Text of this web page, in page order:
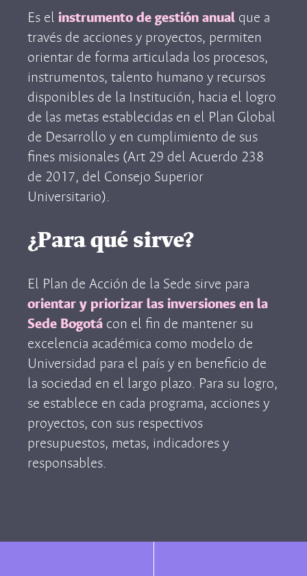
Es el instrumento de gestión anual que a
través de acciones y proyectos, permiten
orientar de forma articulada los procesos,
instrumentos, talento humano y recursos
disponibles de la Institución, hacia el logro
de las metas establecidas en el Plan Global
de Desarrollo y en cumplimiento de sus
fines misionales (Art 29 del Acuerdo 238
de 2017, del Consejo Superior
Universitario).
¿Para qué sirve?
El Plan de Acción de la Sede sirve para
orientar y priorizar las inversiones en la
Sede Bogotá con el fin de mantener su
excelencia académica como modelo de
Universidad para el país y en beneficio de
la sociedad en el largo plazo. Para su logro,
se establece en cada programa, acciones y
proyectos, con sus respectivos
presupuestos, metas, indicadores y
responsables.